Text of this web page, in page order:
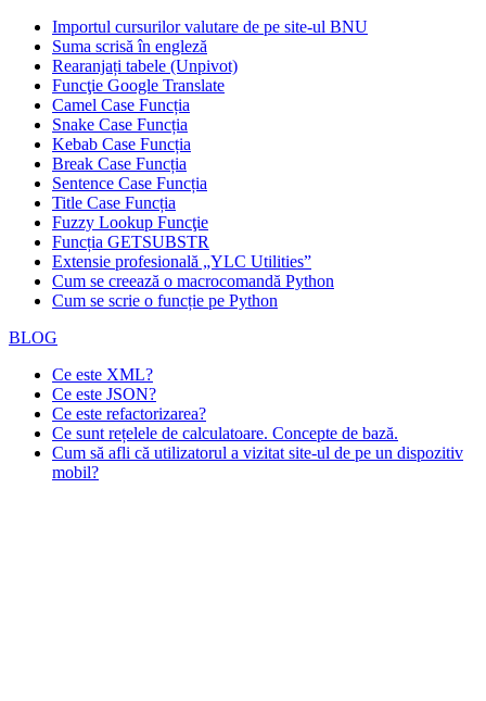
Importul cursurilor valutare de pe site-ul BNU
Suma scrisă în engleză
Rearanjați tabele (Unpivot)
Funcţie Google Translate
Camel Case Funcția
Snake Case Funcția
Kebab Case Funcția
Break Case Funcția
Sentence Case Funcția
Title Case Funcția
Fuzzy Lookup Funcţie
Funcția GETSUBSTR
Extensie profesională „YLC Utilities”
Cum se creează o macrocomandă Python
Cum se scrie o funcție pe Python
BLOG
Ce este XML?
Ce este JSON?
Ce este refactorizarea?
Ce sunt rețelele de calculatoare. Concepte de bază.
Cum să afli că utilizatorul a vizitat site-ul de pe un dispozitiv
mobil?